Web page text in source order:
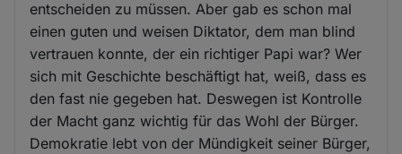
entscheiden zu müssen. Aber gab es schon mal
einen guten und weisen Diktator, dem man blind
vertrauen konnte, der ein richtiger Papi war? Wer
sich mit Geschichte beschäftigt hat, weiß, dass es
den fast nie gegeben hat. Deswegen ist Kontrolle
der Macht ganz wichtig für das Wohl der Bürger.
Demokratie lebt von der Mündigkeit seiner Bürger,